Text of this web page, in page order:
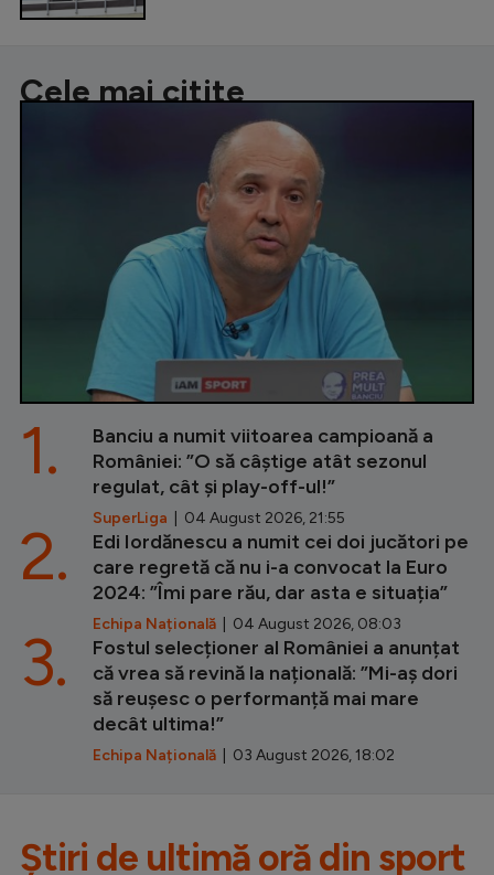
Cele mai citite
Banciu a numit viitoarea campioană a
României: ”O să câștige atât sezonul
regulat, cât și play-off-ul!”
SuperLiga | 04 August 2026, 21:55
1.
Edi Iordănescu a numit cei doi jucători pe
care regretă că nu i-a convocat la Euro
2024: ”Îmi pare rău, dar asta e situația”
Echipa Națională | 04 August 2026, 08:03
2.
Fostul selecționer al României a anunțat
că vrea să revină la națională: ”Mi-aș dori
să reușesc o performanță mai mare
decât ultima!”
Echipa Națională | 03 August 2026, 18:02
3.
Știri de ultimă oră din sport